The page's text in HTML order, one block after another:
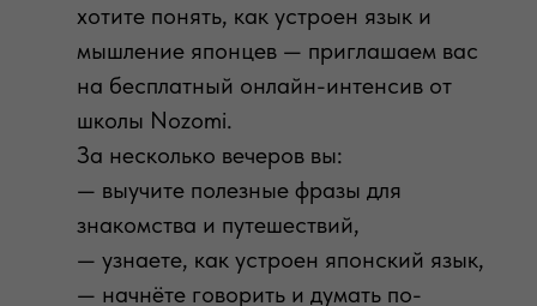
хотите понять, как устроен язык и
мышление японцев — приглашаем вас
на бесплатный онлайн-интенсив от
школы Nozomi.
За несколько вечеров вы:
— выучите полезные фразы для
знакомства и путешествий,
— узнаете, как устроен японский язык,
— начнёте говорить и думать по-